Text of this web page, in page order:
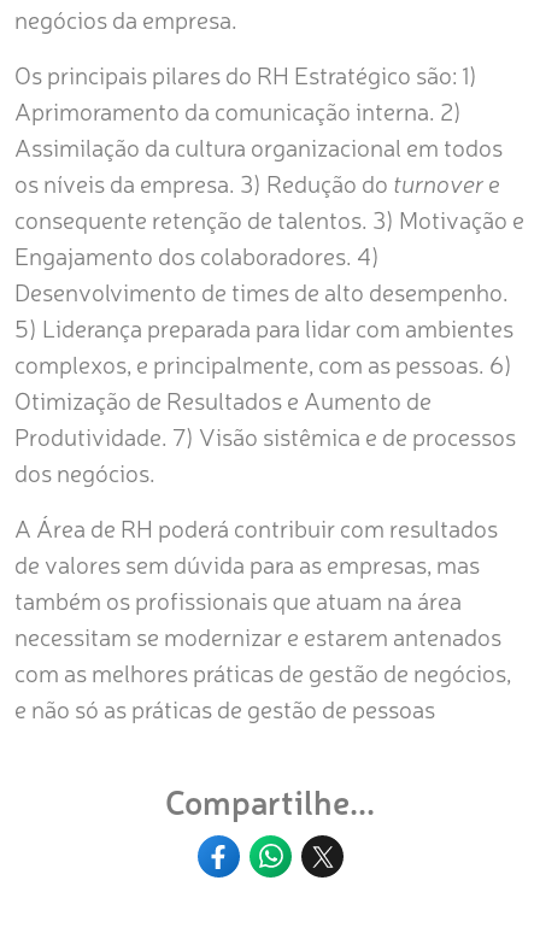
negócios da empresa.
Os principais pilares do RH Estratégico são: 1)
Aprimoramento da comunicação interna. 2)
Assimilação da cultura organizacional em todos
os níveis da empresa. 3) Redução do turnovere
consequente retenção de talentos. 3) Motivação e
Engajamento dos colaboradores. 4)
Desenvolvimento de times de alto desempenho.
5) Liderança preparada para lidar com ambientes
complexos, e principalmente, com as pessoas. 6)
Otimização de Resultados e Aumento de
Produtividade. 7) Visão sistêmica e de processos
dos negócios.
A Área de RH poderá contribuir com resultados
de valores sem dúvida para as empresas, mas
também os profissionais que atuam na área
necessitam se modernizar e estarem antenados
com as melhores práticas de gestão de negócios,
e não só as práticas de gestão de pessoas
Compartilhe...